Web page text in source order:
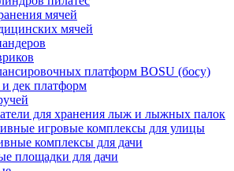
мячей
мячей
платформ BOSU (босу)
дек платформ
для хранения лыж и лыжных палок
игровые комплексы для улицы
комплексы для дачи
площадки для дачи